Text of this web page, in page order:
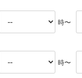
時〜
時〜